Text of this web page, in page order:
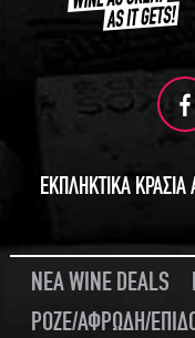
ΕΚΠΛΗΚΤΙΚΑ
ΝΕΑ WINE DEALS
ΡΟΖΕ/ΑΦΡΩΔΗ/